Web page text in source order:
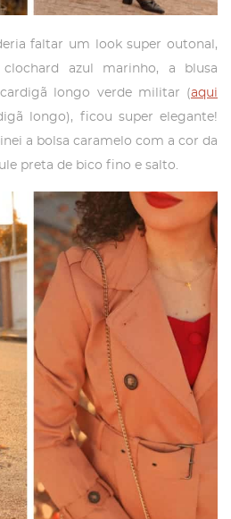
faltar um look super outonal,
azul marinho, a blusa
longo verde militar (aqui
longo), ficou super elegante!
a bolsa caramelo com a cor da
preta de bico fino e salto.